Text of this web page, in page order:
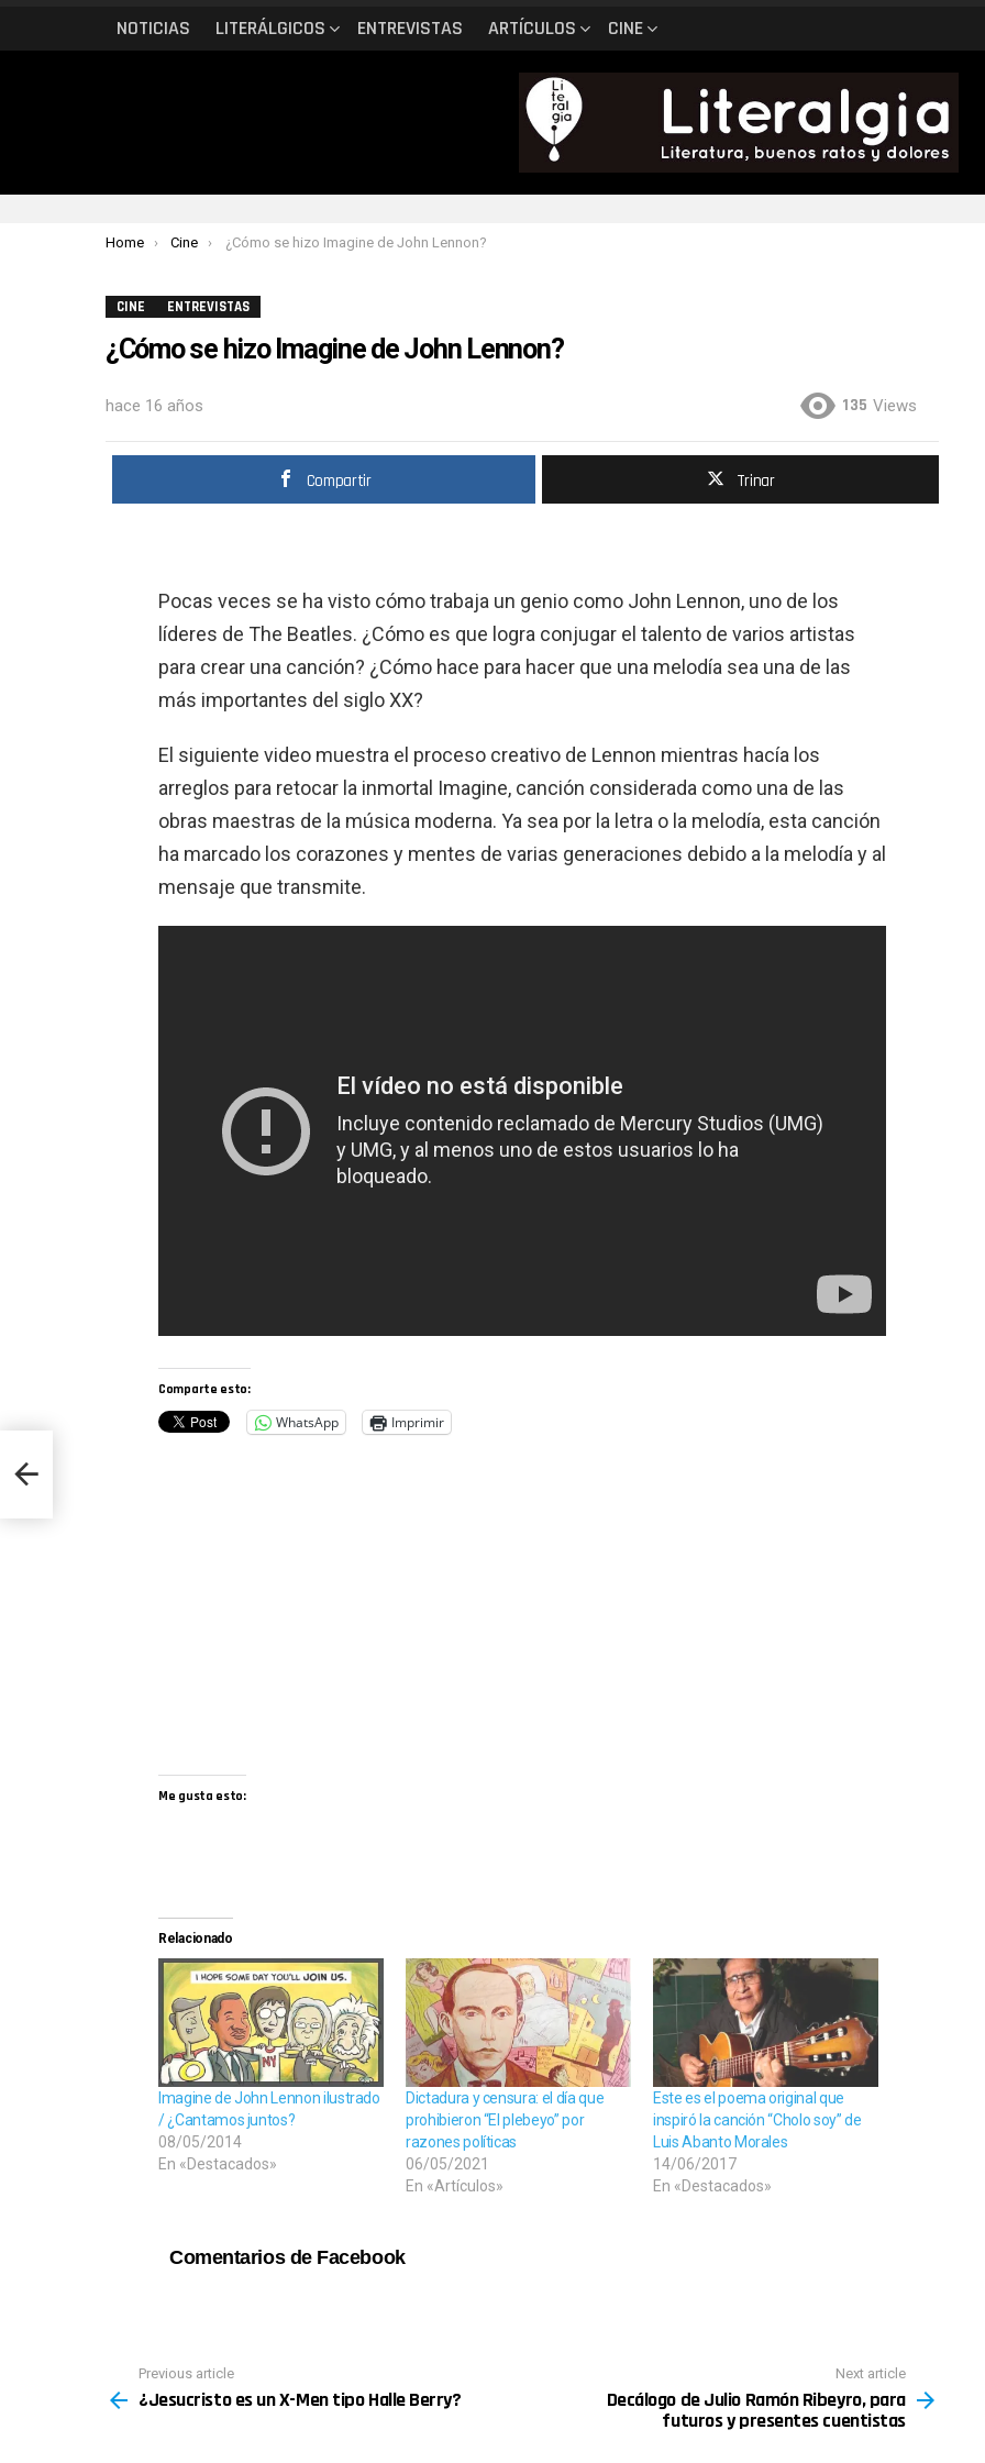
NOTICIAS LITERÁLGICOS ENTREVISTAS ARTÍCULOS CINE
You are here:
Home Cine ¿Cómo se hizo Imagine de John Lennon?
CINE ENTREVISTAS
¿Cómo se hizo Imagine de John Lennon?
hace 16 años 135 Views
Compartir Trinar
Pocas veces se ha visto cómo trabaja un genio como John Lennon, uno de los
líderes de The Beatles. ¿Cómo es que logra conjugar el talento de varios artistas
para crear una canción? ¿Cómo hace para hacer que una melodía sea una de las
más importantes del siglo XX?
El siguiente video muestra el proceso creativo de Lennon mientras hacía los
arreglos para retocar la inmortal Imagine, canción considerada como una de las
obras maestras de la música moderna. Ya sea por la letra o la melodía, esta canción
ha marcado los corazones y mentes de varias generaciones debido a la melodía y al
mensaje que transmite.
Comparte esto:
WhatsApp Imprimir
Me gusta esto:
Relacionado
Imagine de John Lennon ilustrado
/ ¿Cantamos juntos?
08/05/2014
En «Destacados»
Dictadura y censura: el día que
prohibieron “El plebeyo” por
razones políticas
06/05/2021
En «Artículos»
Este es el poema original que
inspiró la canción “Cholo soy” de
Luis Abanto Morales
14/06/2017
En «Destacados»
Comentarios de Facebook
more
Previous article
¿Jesucristo es un X-Men tipo Halle Berry?
Next article
Decálogo de Julio Ramón Ribeyro, para
futuros y presentes cuentistas